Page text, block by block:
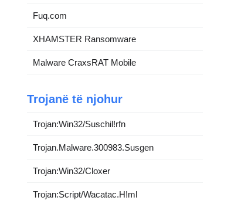
Fuq.com
XHAMSTER Ransomware
Malware CraxsRAT Mobile
Trojanë të njohur
Trojan:Win32/Suschil!rfn
Trojan.Malware.300983.Susgen
Trojan:Win32/Cloxer
Trojan:Script/Wacatac.H!ml